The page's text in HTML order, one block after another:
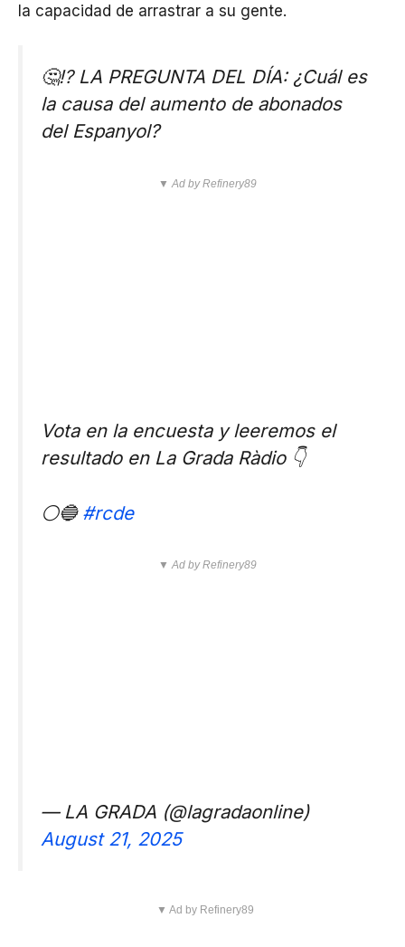
la capacidad de arrastrar a su gente.
🤔⁉ LA PREGUNTA DEL DÍA: ¿Cuál es
la causa del aumento de abonados
del Espanyol?
▼ Ad by Refinery89
Vota en la encuesta y leeremos el
resultado en La Grada Ràdio 👇
⚪🔵 #rcde
▼ Ad by Refinery89
— LA GRADA (@lagradaonline)
August 21, 2025
▼ Ad by Refinery89